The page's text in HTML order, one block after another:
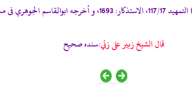
قال الشيخ زبير على زئي:سنده صحيح